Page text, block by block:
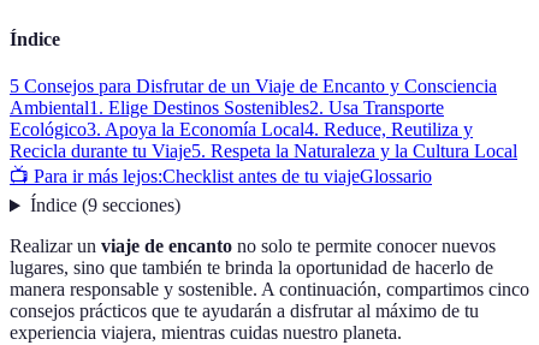
Índice
5 Consejos para Disfrutar de un Viaje de Encanto y Consciencia
Ambiental1. Elige Destinos Sostenibles2. Usa Transporte
Ecológico3. Apoya la Economía Local4. Reduce, Reutiliza y
Recicla durante tu Viaje5. Respeta la Naturaleza y la Cultura Local
📺 Para ir más lejos:Checklist antes de tu viajeGlossario
Índice(9 secciones)
Realizar un viaje de encanto no solo te permite conocer nuevos
lugares, sino que también te brinda la oportunidad de hacerlo de
manera responsable y sostenible. A continuación, compartimos cinco
consejos prácticos que te ayudarán a disfrutar al máximo de tu
experiencia viajera, mientras cuidas nuestro planeta.